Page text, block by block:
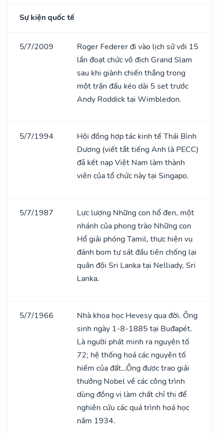
Sự kiện quốc tế
5/7/2009
Roger Federer đi vào lịch sử với 15
lần đoạt chức vô địch Grand Slam
sau khi giành chiến thắng trong
một trận đấu kéo dài 5 set trước
Andy Roddick tại Wimbledon.
5/7/1994
Hội đồng hợp tác kinh tế Thái Bình
Dương (viết tắt tiếng Anh là PECC)
đã kết nạp Việt Nam làm thành
viên của tổ chức này tại Singapo.
5/7/1987
Lực lượng Những con hổ đen, một
nhánh của phong trào Những con
Hổ giải phóng Tamil, thực hiện vụ
đánh bom tự sát đầu tiên chống lại
quân đội Sri Lanka tại Nelliady, Sri
Lanka.
5/7/1966
Nhà khoa học Hevesy qua đời. Ông
sinh ngày 1-8-1885 tại Buđapét.
Là người phát minh ra nguyên tố
72; hệ thống hoá các nguyên tố
hiếm của đất…Ông được trao giải
thưởng Nobel về các công trình
dùng đồng vị làm chất chỉ thị để
nghiên cứu các quá trình hoá học
năm 1934.